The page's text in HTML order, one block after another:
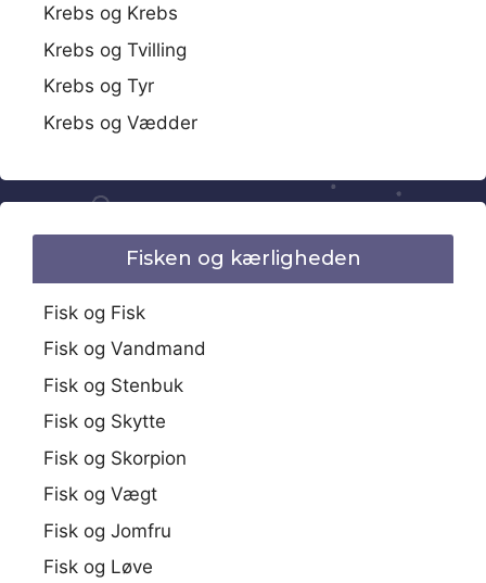
Krebs og Krebs
Krebs og Tvilling
Krebs og Tyr
Krebs og Vædder
Fisken og kærligheden
Fisk og Fisk
Fisk og Vandmand
Fisk og Stenbuk
Fisk og Skytte
Fisk og Skorpion
Fisk og Vægt
Fisk og Jomfru
Fisk og Løve